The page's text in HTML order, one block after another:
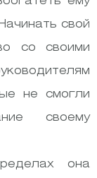
свой
со своими
не смогли
своему
она